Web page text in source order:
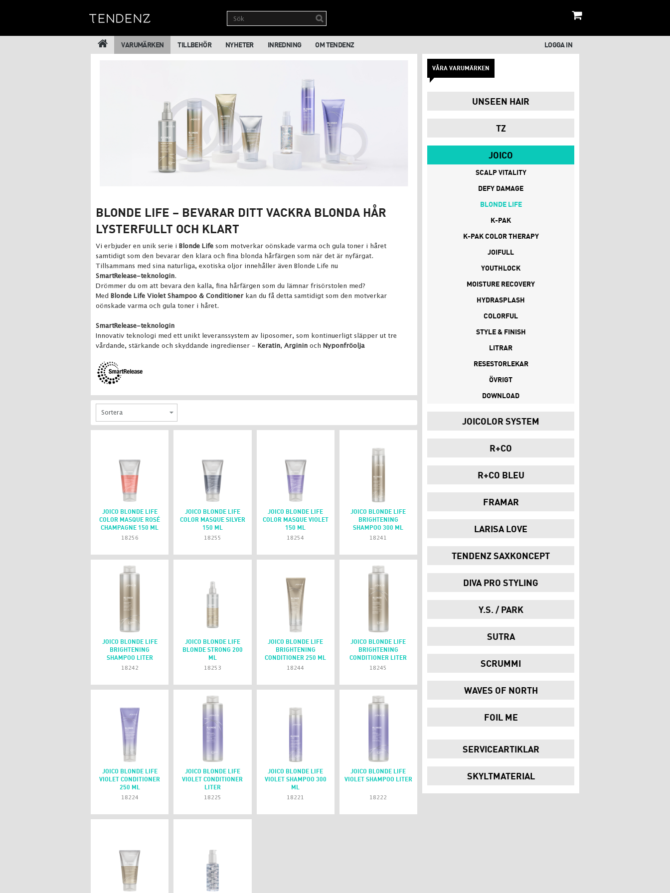
VARUMÄRKEN TILLBEHÖR NYHETER INREDNING OM TENDENZ LOGGA IN
BLONDE LIFE – BEVARAR DITT VACKRA BLONDA HÅR
LYSTERFULLT OCH KLART
Vi erbjuder en unik serie i Blonde Life som motverkar oönskade varma och gula toner i håret
samtidigt som den bevarar den klara och fina blonda hårfärgen som när det är nyfärgat.
Tillsammans med sina naturliga, exotiska oljor innehåller även Blonde Life nu
SmartRelease-teknologin.
Drömmer du om att bevara den kalla, fina hårfärgen som du lämnar frisörstolen med?
Med Blonde Life Violet Shampoo & Conditionerkan du få detta samtidigt som den motverkar
oönskade varma och gula toner i håret.
SmartRelease-teknologin
Innovativ teknologi med ett unikt leveranssystem av liposomer, som kontinuerligt släpper ut tre
vårdande, stärkande och skyddande ingredienser - Keratin, Arginin och Nyponfröolja
JOICO BLONDE LIFE
COLOR MASQUE ROSÉ
CHAMPAGNE 150 ML
18256
JOICO BLONDE LIFE
COLOR MASQUE SILVER
150 ML
18255
JOICO BLONDE LIFE
COLOR MASQUE VIOLET
150 ML
18254
JOICO BLONDE LIFE
BRIGHTENING
SHAMPOO 300 ML
18241
JOICO BLONDE LIFE
BRIGHTENING
SHAMPOO LITER
18242
JOICO BLONDE LIFE
BLONDE STRONG 200
ML
18253
JOICO BLONDE LIFE
BRIGHTENING
CONDITIONER 250 ML
18244
JOICO BLONDE LIFE
BRIGHTENING
CONDITIONER LITER
18245
JOICO BLONDE LIFE
VIOLET CONDITIONER
250 ML
18224
JOICO BLONDE LIFE
VIOLET CONDITIONER
LITER
18225
JOICO BLONDE LIFE
VIOLET SHAMPOO 300
ML
18221
JOICO BLONDE LIFE
VIOLET SHAMPOO LITER
18222
VÅRA VARUMÄRKEN
UNSEEN HAIR
TZ
JOICO
SCALP VITALITY
DEFY DAMAGE
BLONDE LIFE
K-PAK
K-PAK COLOR THERAPY
JOIFULL
YOUTHLOCK
MOISTURE RECOVERY
HYDRASPLASH
COLORFUL
STYLE & FINISH
LITRAR
RESESTORLEKAR
ÖVRIGT
DOWNLOAD
JOICOLOR SYSTEM
R+CO
R+CO BLEU
FRAMAR
LARISA LOVE
TENDENZ SAXKONCEPT
DIVA PRO STYLING
Y.S. / PARK
SUTRA
SCRUMMI
WAVES OF NORTH
FOIL ME
SERVICEARTIKLAR
SKYLTMATERIAL